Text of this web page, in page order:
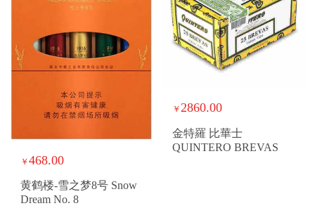
￥ 468.00
黄鹤楼-雪之梦8号 Snow
Dream No. 8
￥ 2860.00
金特羅 比華士
QUINTERO BREVAS